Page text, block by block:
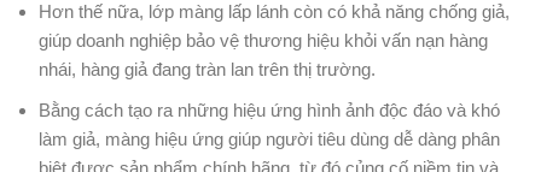
Hơn thế nữa, lớp màng lấp lánh còn có khả năng chống giả,
giúp doanh nghiệp bảo vệ thương hiệu khỏi vấn nạn hàng
nhái, hàng giả đang tràn lan trên thị trường.
Bằng cách tạo ra những hiệu ứng hình ảnh độc đáo và khó
làm giả, màng hiệu ứng giúp người tiêu dùng dễ dàng phân
biệt được sản phẩm chính hãng, từ đó củng cố niềm tin và